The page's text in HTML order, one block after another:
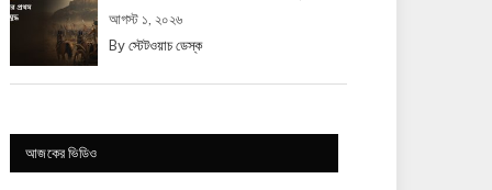
আগস্ট ১, ২০২৬
By স্টেটওয়াচ ডেস্ক
আজকের ভিডিও